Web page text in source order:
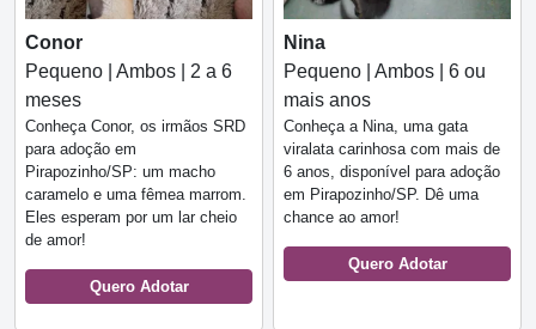
Conor
Pequeno | Ambos | 2 a 6
meses
Conheça Conor, os irmãos SRD
para adoção em
Pirapozinho/SP: um macho
caramelo e uma fêmea marrom.
Eles esperam por um lar cheio
de amor!
Quero Adotar
Nina
Pequeno | Ambos | 6 ou
mais anos
Conheça a Nina, uma gata
viralata carinhosa com mais de
6 anos, disponível para adoção
em Pirapozinho/SP. Dê uma
chance ao amor!
Quero Adotar